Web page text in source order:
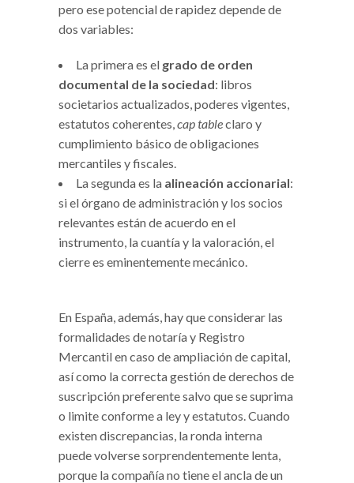
pero ese potencial de rapidez depende de
dos variables:
La primera es el grado de orden
documental de la sociedad: libros
societarios actualizados, poderes vigentes,
estatutos coherentes,cap tableclaro y
cumplimiento básico de obligaciones
mercantiles y fiscales.
La segunda es la alineación accionarial:
si el órgano de administración y los socios
relevantes están de acuerdo en el
instrumento, la cuantía y la valoración, el
cierre es eminentemente mecánico.
En España, además, hay que considerar las
formalidades de notaría y Registro
Mercantil en caso de ampliación de capital,
así como la correcta gestión de derechos de
suscripción preferente salvo que se suprima
o limite conforme a ley y estatutos. Cuando
existen discrepancias, la ronda interna
puede volverse sorprendentemente lenta,
porque la compañía no tiene el ancla de un